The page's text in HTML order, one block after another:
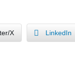
X LinkedIn